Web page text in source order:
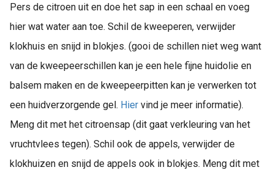
Pers de citroen uit en doe het sap in een schaal en voeg
hier wat water aan toe. Schil de kweeperen, verwijder
klokhuis en snijd in blokjes. (gooi de schillen niet weg want
van de kweepeerschillen kan je een hele fijne huidolie en
balsem maken en de kweepeerpitten kan je verwerken tot
een huidverzorgende gel. Hier vind je meer informatie).
Meng dit met het citroensap (dit gaat verkleuring van het
vruchtvlees tegen). Schil ook de appels, verwijder de
klokhuizen en snijd de appels ook in blokjes. Meng dit met